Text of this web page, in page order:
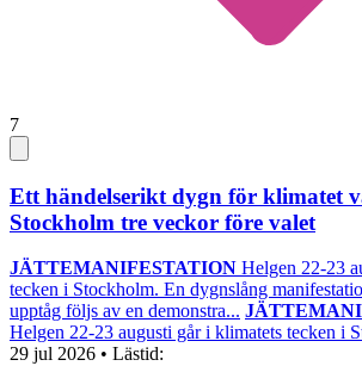
7
Ett händelserikt dygn för klimatet
Stockholm tre veckor före valet
JÄTTEMANIFESTATION Helgen 22-23
tecken i Stockholm. En dygnslång
upptåg följs av en demonstra...
Helgen 22-23 augusti går i klimatets tecken i
29 jul 2026 • Lästid: